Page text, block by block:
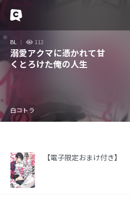
BL 112
溺愛アクマに憑かれて甘
くとろけた俺の人生
白コトラ
【電子限定おまけ付き】